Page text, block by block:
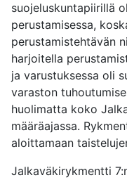
suojeluskuntapiirillä
perustamisessa,
perustamistehtävän
harjoitella
ja varustuksessa oli
varaston
huolimatta koko
määräajassa.
aloittamaan
Jalkaväkirykmentti